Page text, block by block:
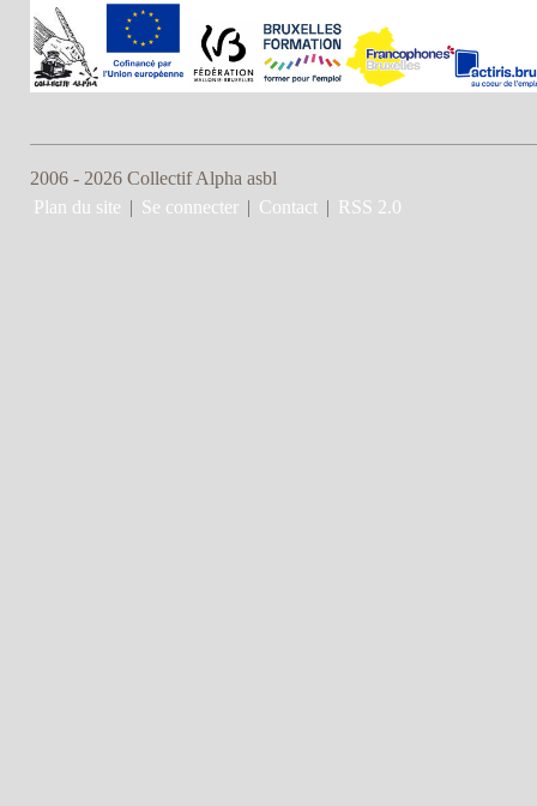
2006 - 2026 Collectif Alpha asbl
Plan du site | Se connecter | Contact | RSS 2.0